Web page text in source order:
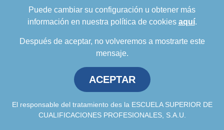
Política de privacidad.Política de cookies
Política de Calidad.Comunicación a
proveedores
Escuela Superior de Cualificaciones Profesionales © 2026
Puede cambiar su configuración u obtener más
información en nuestra política de cookies aquí.
Después de aceptar, no volveremos a mostrarte este
mensaje.
ACEPTAR
El responsable del tratamiento des la ESCUELA SUPERIOR DE
CUALIFICACIONES PROFESIONALES, S.A.U.